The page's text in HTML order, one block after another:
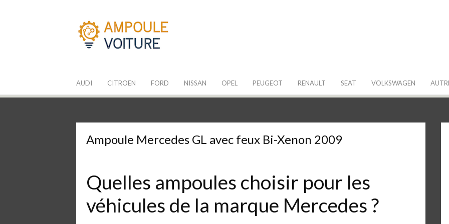
AUDI CITROEN FORD NISSAN OPEL PEUGEOT RENAULT SEAT VOLKSWAGEN
Ampoule Mercedes GL avec feux Bi-Xenon 2009
Quelles ampoules choisir pour les
véhicules de la marque Mercedes ?